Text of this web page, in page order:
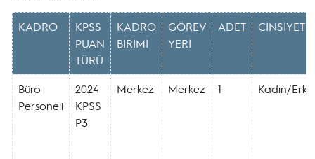
KADRO
KPSS
PUAN
TÜRÜ
KADRO
BİRİMİ
GÖREV
YERİ
ADET CİNSİYET
Büro
Personeli
2024
KPSS
P3
Merkez Merkez 1 Kadın/